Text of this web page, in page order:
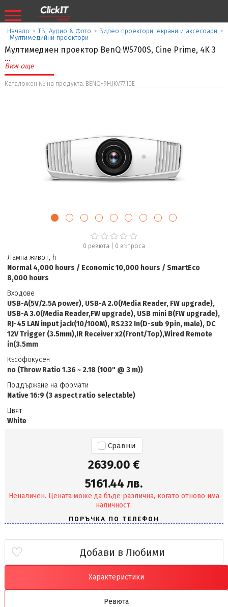
Начало > ТВ, Аудио & Фото > Видео проектори, екрани и аксесоари >
Мултимедийни проектори
Мултимедиен проектор BenQ W5700S, Cine Prime, 4K 3
...
Виж още
Каталожен № на продукта: BENQ-9H.JKV77.10E
0 ревюта| 0 въпроса
Лампа живот, h
Normal 4,000 hours / Economic 10,000 hours / SmartEco
8,000 hours
Входове
USB-A(5V/2.5A power), USB-A 2.0(Media Reader, FW upgrade),
USB-A 3.0(Media Reader,FW upgrade), USB mini B(FW upgrade),
RJ-45 LAN input jack(10/100M), RS232 In(D-sub 9pin, male), DC
12V Trigger (3.5mm),IR Receiver x2(Front/Top),Wired Remote
in(3.5mm
Късофокусен
no (Throw Ratio 1.36 ~ 2.18 (100" @ 3 m))
Поддържане на формати
Native 16:9 (3 aspect ratio selectable)
Цвят
White
Сравни
2639.00 €
5161.44 лв.
Неналичен. Цената може да бъде различна, когато отново има
наличност.
Добави в Любими
Характеристики
Ревюта